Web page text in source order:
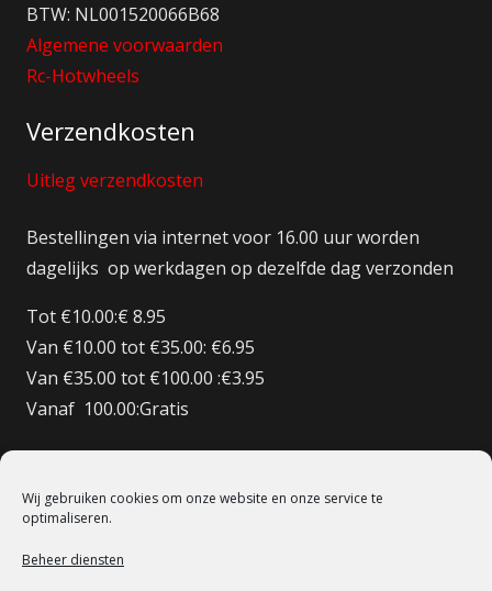
Wij gebruiken cookies om onze website en onze service te
optimaliseren.
Beheer diensten
BTW: NL001520066B68
Algemene voorwaarden
Rc-Hotwheels
Verzendkosten
Uitleg verzendkosten
Bestellingen via internet voor 16.00 uur worden
dagelijks op werkdagen op dezelfde dag verzonden
Tot €10.00:€ 8.95
Van €10.00 tot €35.00: €6.95
Van €35.00 tot €100.00 :€3.95
Vanaf 100.00:Gratis
Bestellingen BE/DE:€ 12.50
Bestellingen BE Boven de €150 Gratis verzenden
Bestellingen FR:€15.00
© 1998 – 2022 De Heilige Koe Deventer.